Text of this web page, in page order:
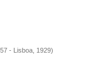
- Lisboa, 1929)